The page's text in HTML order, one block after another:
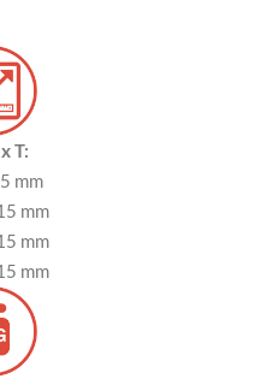
T:
mm
mm
mm
mm